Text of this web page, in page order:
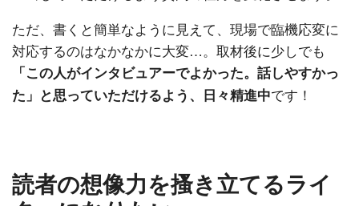
ただ、書くと簡単なように見えて、現場で臨機応変に
対応するのはなかなかに大変…。取材後に少しでも
「この人がインタビュアーでよかった。話しやすかっ
た」と思っていただけるよう、日々精進中です！
読者の想像力を搔き立てるライ